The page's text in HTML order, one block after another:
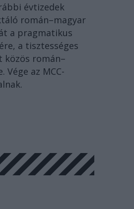
évtizedek
román–magyar
a pragmatikus
a tisztességes
román–
Vége az MCC-